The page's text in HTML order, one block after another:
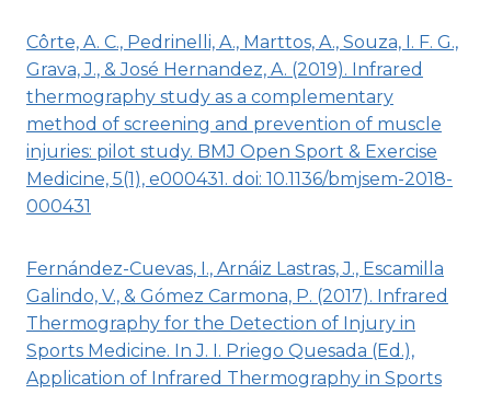
Côrte, A. C., Pedrinelli, A., Marttos, A., Souza, I. F. G.,
Grava, J., & José Hernandez, A. (2019). Infrared
thermography study as a complementary
method of screening and prevention of muscle
injuries: pilot study. BMJ Open Sport & Exercise
Medicine, 5(1), e000431. doi: 10.1136/bmjsem-2018-
000431
Fernández-Cuevas, I., Arnáiz Lastras, J., Escamilla
Galindo, V., & Gómez Carmona, P. (2017). Infrared
Thermography for the Detection of Injury in
Sports Medicine. In J. I. Priego Quesada (Ed.),
Application of Infrared Thermography in Sports